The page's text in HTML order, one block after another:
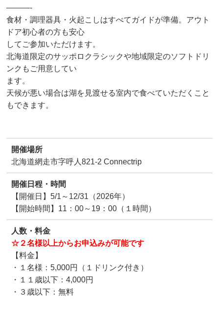
———-
⾷材・調理器具・⽕起こしはすべてガイドが準備。アウト
ドア初⼼者の⽅も安⼼
してご参加いただけます。
北海道限定のサッポロクラシックや地域限定のソフトドリ
ンクもご⽤意してい
ます。
天候が悪い場合は湖を⾒渡せる室内で⾷べていただくこと
もできます。
開催場所
北海道網走市字呼人821-2 Connectrip
開催日程・時間
【開催日】5/1～12/31（2026年）
【開始時間】11：00～19：00（１時間）
人数・料金
☆２名様以上からお申込みが可能です
【料金】
・１名様：5,000円（１ドリンク付き）
・１１歳以下：4,000円
・３歳以下：無料